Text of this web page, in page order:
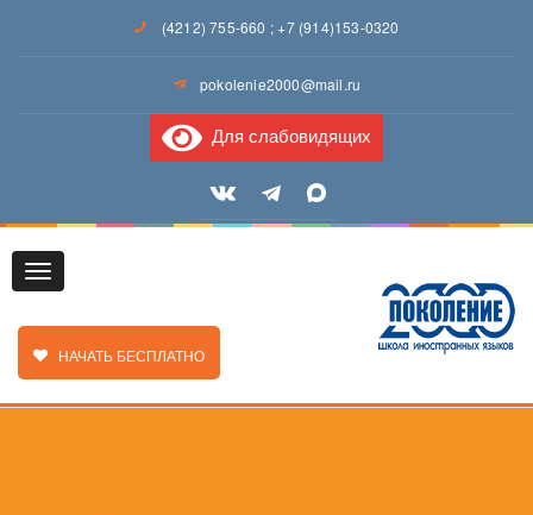
(4212) 755-660 ;+7 (914)153-0320
pokolenie2000@mail.ru
Для слабовидящих
Toggle
ЗАКАЗАТЬ ЗВОНОК
НАЧАТЬ БЕСПЛАТНО